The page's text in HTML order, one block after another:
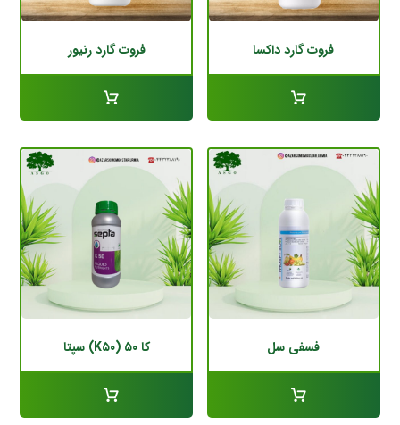
فروت گارد داکسا فروت گارد رنیور
فسفی سل کا ۵۰ (K۵۰) سپتا